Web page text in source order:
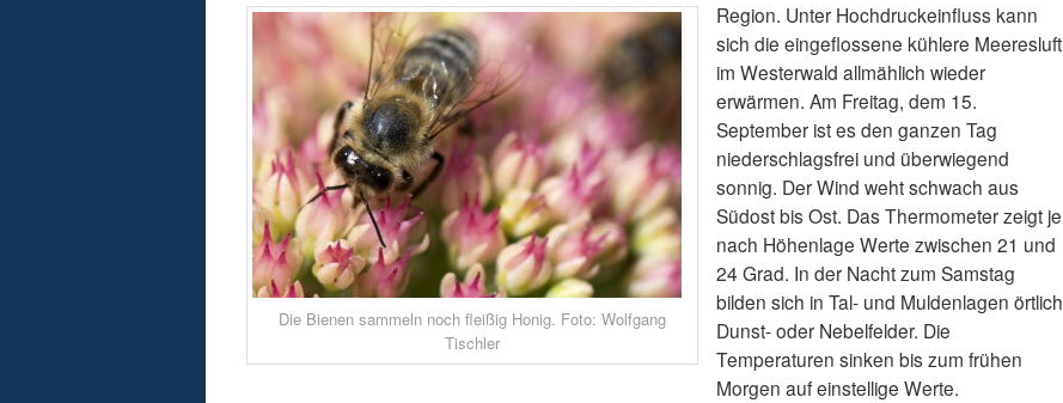
Die Bienen sammeln noch fleißig Honig. Foto: Wolfgang
Tischler
Region. Unter Hochdruckeinfluss kann
sich die eingeflossene kühlere Meeresluft
im Westerwald allmählich wieder
erwärmen. Am Freitag, dem 15.
September ist es den ganzen Tag
niederschlagsfrei und überwiegend
sonnig. Der Wind weht schwach aus
Südost bis Ost. Das Thermometer zeigt je
nach Höhenlage Werte zwischen 21 und
24 Grad. In der Nacht zum Samstag
bilden sich in Tal- und Muldenlagen örtlich
Dunst- oder Nebelfelder. Die
Temperaturen sinken bis zum frühen
Morgen auf einstellige Werte.